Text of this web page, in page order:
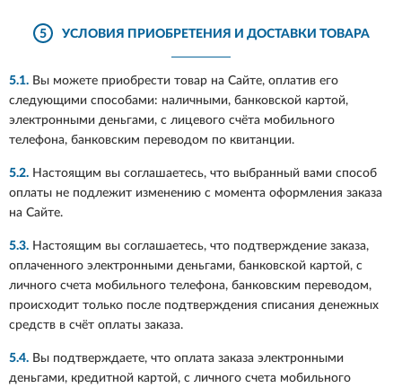
5 УСЛОВИЯ ПРИОБРЕТЕНИЯ И ДОСТАВКИ ТОВАРА
5.1. Вы можете приобрести товар на Сайте, оплатив его
следующими способами: наличными, банковской картой,
электронными деньгами, с лицевого счёта мобильного
телефона, банковским переводом по квитанции.
5.2. Настоящим вы соглашаетесь, что выбранный вами способ
оплаты не подлежит изменению с момента оформления заказа
на Сайте.
5.3. Настоящим вы соглашаетесь, что подтверждение заказа,
оплаченного электронными деньгами, банковской картой, с
личного счета мобильного телефона, банковским переводом,
происходит только после подтверждения списания денежных
средств в счёт оплаты заказа.
5.4. Вы подтверждаете, что оплата заказа электронными
деньгами, кредитной картой, с личного счета мобильного